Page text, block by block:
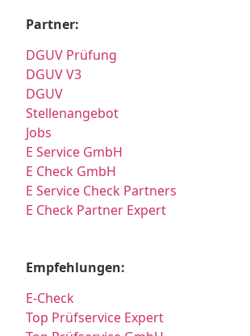
Partner:
DGUV Prüfung
DGUV V3
DGUV
Stellenangebot
Jobs
E Service GmbH
E Check GmbH
E Service Check Partners
E Check Partner Expert
Empfehlungen:
E-Check
Top Prüfservice Expert